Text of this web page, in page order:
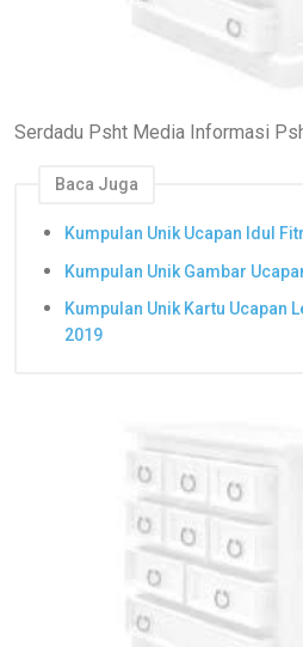
Serdadu Psht Media Informasi
Baca Juga
Kumpulan Unik Ucapan Idul
Kumpulan Unik Gambar
Kumpulan Unik Kartu Ucapan
2019